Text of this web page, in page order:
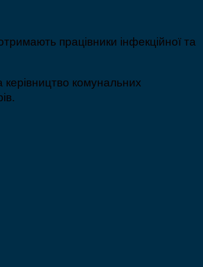
працівники інфекційної та
комунальних